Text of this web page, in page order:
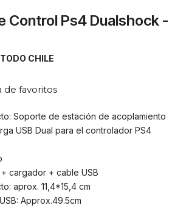
Control Ps4 Dualshock -
CHILE
de favoritos
Soporte de estación de acoplamiento
USB Dual para el controlador PS4
cargador + cable USB
aprox. 11,4*15,4 cm
Approx.49.5cm